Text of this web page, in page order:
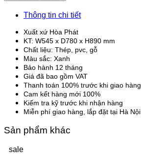
Thông tin chi tiết
Xuất xứ Hòa Phát
KT: W545 x D780 x H890 mm
Chất liệu: Thép, pvc, gỗ
Màu sắc: Xanh
Bảo hành 12 tháng
Giá đã bao gồm VAT
Thanh toán 100% trước khi giao hàng
Cam kết hàng mới 100%
Kiểm tra kỹ trước khi nhận hàng
Miễn phí giao hàng, lắp đặt tại Hà Nội
Sản phẩm khác
sale